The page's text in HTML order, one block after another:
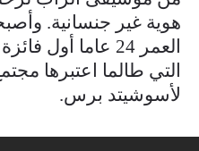
هوية غير جنسانية.
العمر 24 عاما
التي طالما اعتبرها
لأسوشيتد برس.